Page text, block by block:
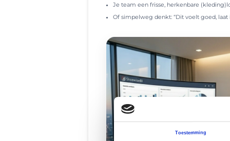
Toestemming
Je team een frisse, herkenbare
Of simpelweg denkt: “Dit voelt goed, laat